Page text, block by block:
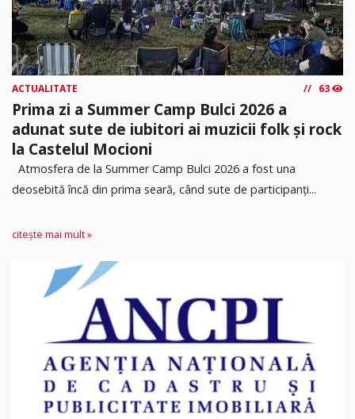
ACTUALITATE 63
Prima zi a Summer Camp Bulci 2026 a
adunat sute de iubitori ai muzicii folk și rock
la Castelul Mocioni
Atmosfera de la Summer Camp Bulci 2026 a fost una
deosebită încă din prima seară, când sute de participanți...
citește mai mult »